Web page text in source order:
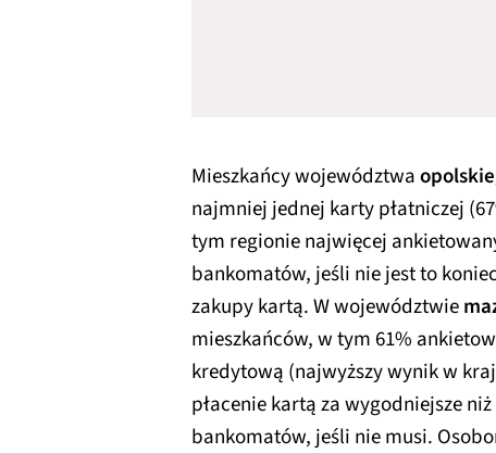
Mieszkańcy województwa
najmniej jednej karty płatniczej
tym regionie najwięcej
bankomatów, jeśli nie jest to
zakupy kartą. W województwie
mieszkańców, w tym 61%
kredytową (najwyższy wynik w
płacenie kartą za wygodniejsze
bankomatów, jeśli nie musi.